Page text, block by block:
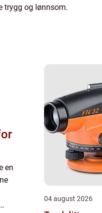
trygg og lønnsom.
en
04 august 2026